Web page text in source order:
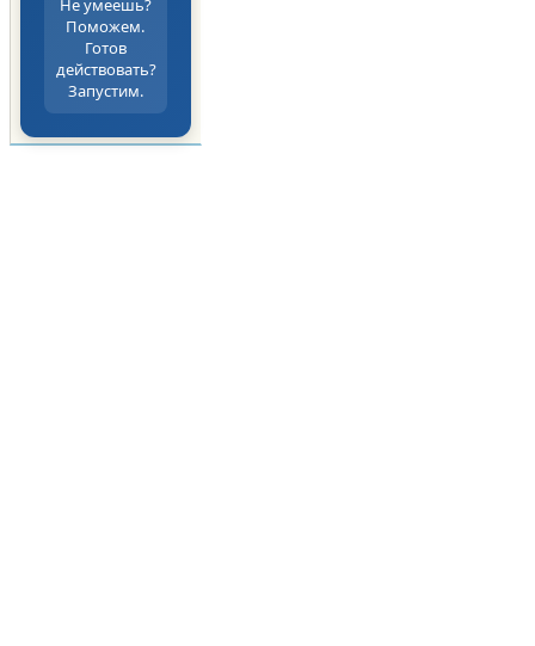
Не умеешь?
Поможем.
Готов
действовать?
Запустим.